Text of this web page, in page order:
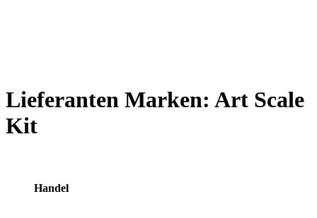
Lieferanten Marken: Art Scale
Kit
Handel